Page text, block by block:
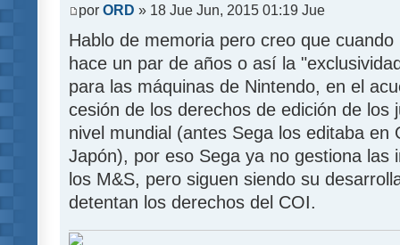
por ORD » 18 Jue Jun, 2015 01:19 Jue
Hablo de memoria pero creo que
hace un par de años o así la
para las máquinas de Nintendo, en el
cesión de los derechos de edición de los
nivel mundial (antes Sega los editaba en
Japón), por eso Sega ya no gestiona las
los M&S, pero siguen siendo su
detentan los derechos del COI.